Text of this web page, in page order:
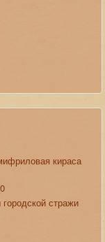
кираса
стражи